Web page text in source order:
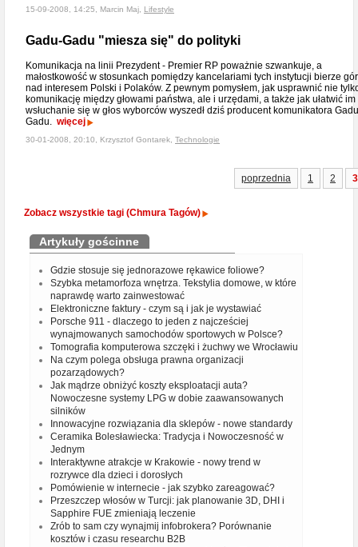
15-09-2008, 14:25, Marcin Maj, Lifestyle
Gadu-Gadu "miesza się" do polityki
Komunikacja na linii Prezydent - Premier RP poważnie szwankuje, a
małostkowość w stosunkach pomiędzy kancelariami tych instytucji bierze
nad interesem Polski i Polaków. Z pewnym pomysłem, jak usprawnić nie
komunikację między głowami państwa, ale i urzędami, a także jak ułatwić im
wsłuchanie się w głos wyborców wyszedł dziś producent komunikatora
Gadu. więcej
30-01-2008, 20:10, Krzysztof Gontarek, Technologie
poprzednia 1 2 3
Zobacz wszystkie tagi (Chmura Tagów)
Artykuły gościnne
Gdzie stosuje się jednorazowe rękawice foliowe?
Szybka metamorfoza wnętrza. Tekstylia domowe, w które
naprawdę warto zainwestować
Elektroniczne faktury - czym są i jak je wystawiać
Porsche 911 - dlaczego to jeden z najcześciej
wynajmowanych samochodów sportowych w Polsce?
Tomografia komputerowa szczęki i żuchwy we Wrocławiu
Na czym polega obsługa prawna organizacji
pozarządowych?
Jak mądrze obniżyć koszty eksploatacji auta?
Nowoczesne systemy LPG w dobie zaawansowanych
silników
Innowacyjne rozwiązania dla sklepów - nowe standardy
Ceramika Bolesławiecka: Tradycja i Nowoczesność w
Jednym
Interaktywne atrakcje w Krakowie - nowy trend w
rozrywce dla dzieci i dorosłych
Pomówienie w internecie - jak szybko zareagować?
Przeszczep włosów w Turcji: jak planowanie 3D, DHI i
Sapphire FUE zmieniają leczenie
Zrób to sam czy wynajmij infobrokera? Porównanie
kosztów i czasu researchu B2B